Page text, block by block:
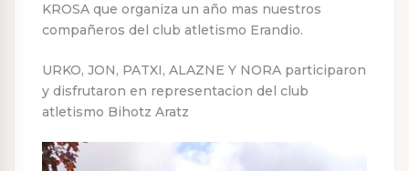
KROSA que organiza un año mas nuestros
compañeros del club atletismo Erandio.
URKO, JON, PATXI, ALAZNE Y NORA participaron
y disfrutaron en representacion del club
atletismo Bihotz Aratz